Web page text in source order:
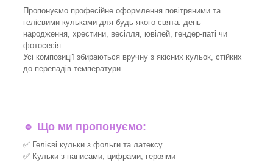
Пропонуємо професійне оформлення повітряними та
гелієвими кульками для будь-якого свята: день
народження, хрестини, весілля, ювілей, гендер-паті чи
фотосесія.
Усі композиції збираються вручну з якісних кульок, стійких
до перепадів температури
🔹 Що ми пропонуємо:
✅ Гелієві кульки з фольги та латексу
✅ Кульки з написами, цифрами, героями